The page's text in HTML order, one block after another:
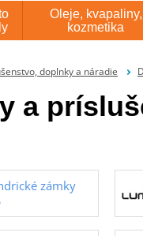
Oleje, kvapaliny,
kozmetika
doplnky a náradie
a
zámky